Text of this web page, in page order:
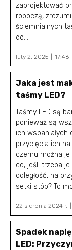
zaprojektować
roboczą,
ściemnialnych
do...
luty 2, 2025 17:46
Jaka jest
taśmy LED?
Taśmy LED są
ponieważ są
ich
przycięcia ich na
czemu można je
co, jeśli trzeba
odległość, na
setki stóp? To
22 sierpnia 2024 r.
Spadek
LED: